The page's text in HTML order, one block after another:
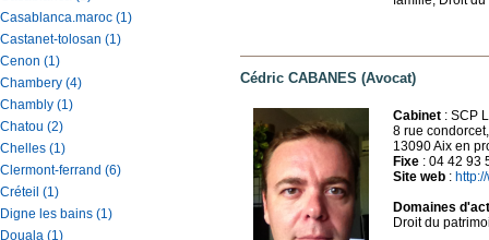
Casablanca.maroc (1)
Castanet-tolosan (1)
Cenon (1)
Chambery (4)
Chambly (1)
Chatou (2)
Chelles (1)
Clermont-ferrand (6)
Créteil (1)
Digne les bains (1)
Douala (1)
Cédric CABANES (Avocat)
Cabinet : SCP
8 rue
13090 Aix en
Fixe : 04 42 93
Site web :
Domaines
Droit du